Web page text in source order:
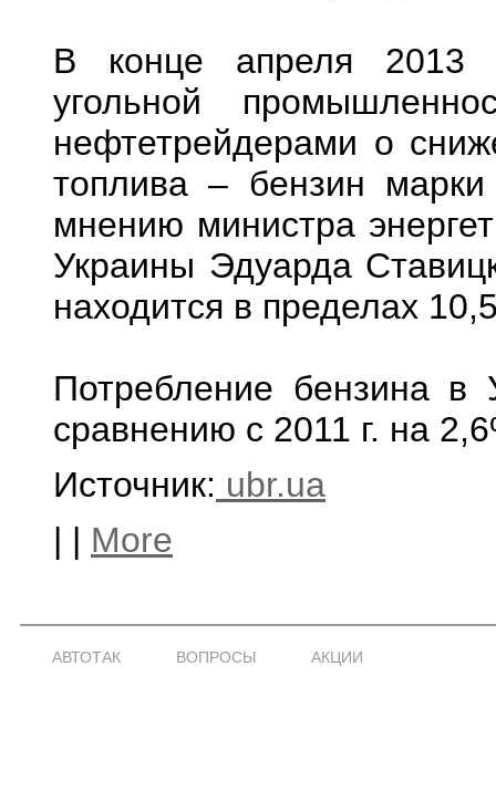
В конце апреля 2013
угольной
нефтетрейдерами о
топлива – бензин
мнению министра
Украины Эдуарда
находится в пределах
Потребление бензина в
сравнению с 2011 г. на
Источник: ubr.ua
| | More
АВТОТАК ВОПРОСЫ АКЦИИ